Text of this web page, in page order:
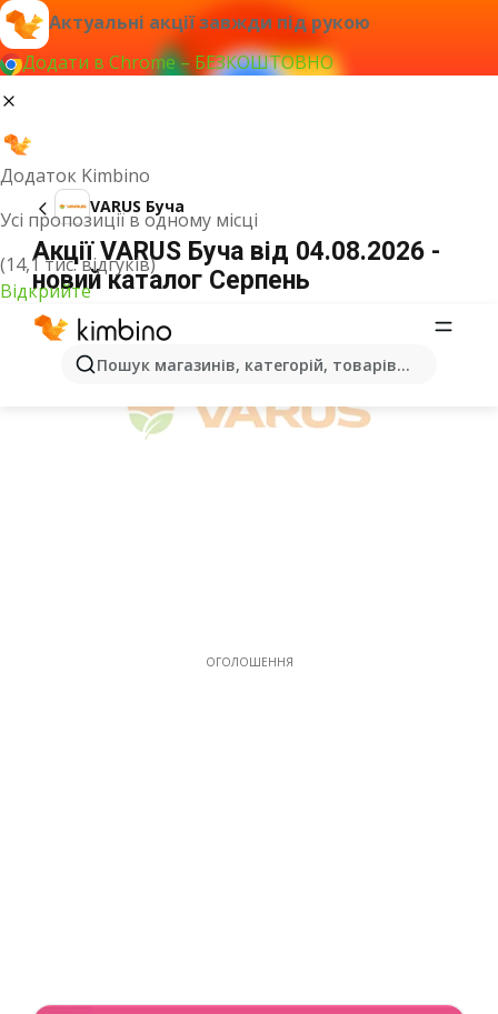
Актуальні акції завжди під рукою
Додати в Chrome – БЕЗКОШТОВНО
Додаток Kimbino
Усі пропозиції в одному місці
(14,1 тис. відгуків)
Відкрийте
Пошук магазинів, категорій, товарів...
VARUS Буча
Акції VARUS Буча від 04.08.2026 -
новий каталог Серпень
ОГОЛОШЕННЯ